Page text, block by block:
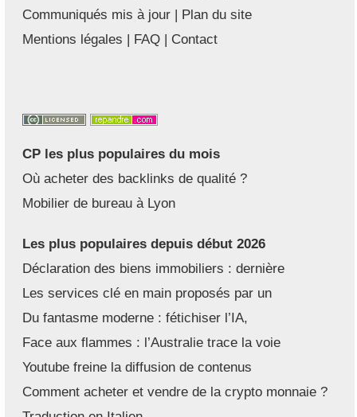
Communiqués mis à jour | Plan du site
Mentions légales | FAQ | Contact
CP les plus populaires du mois
Où acheter des backlinks de qualité ?
Mobilier de bureau à Lyon
Les plus populaires depuis début 2026
Déclaration des biens immobiliers : dernière
Les services clé en main proposés par un
Du fantasme moderne : fétichiser l’IA,
Face aux flammes : l’Australie trace la voie
Youtube freine la diffusion de contenus
Comment acheter et vendre de la crypto monnaie ?